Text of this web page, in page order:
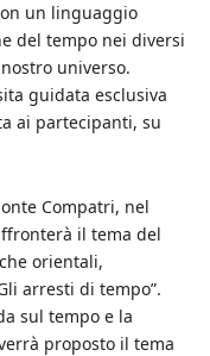
un linguaggio
del tempo nei diversi
universo.
guidata esclusiva
ai partecipanti, su
Compatri, nel
il tema del
orientali,
arresti di tempo”.
sul tempo e la
proposto il tema